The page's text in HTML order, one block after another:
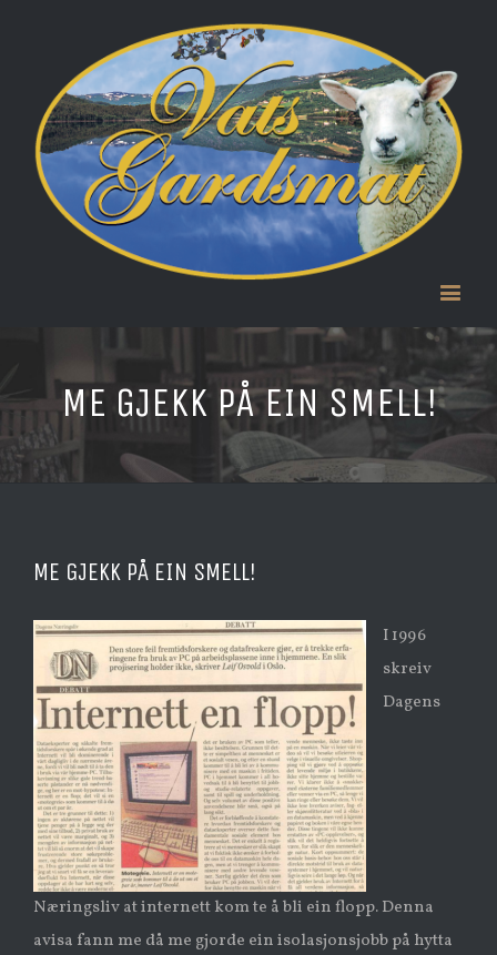
ME GJEKK PÅ EIN SMELL!
ME GJEKK PÅ EIN SMELL!
I 1996
skreiv
Dagens
Næringsliv at internett kom te å bli ein flopp. Denna
avisa fann me då me gjorde ein isolasjonsjobb på hytta